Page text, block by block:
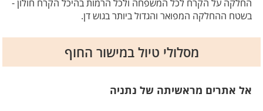
החלקה על הקרח לכל המשפחה ולכל הרמות בהיכל הקרח חולון -
בשטח ההחלקה המפואר והגדול ביותר בגוש דן.
מסלולי טיול במישור החוף
אל אתרים מראשיתה של נתניה